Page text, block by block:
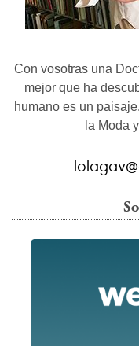
Con vosotras una
mejor que ha
humano es un
la Moda